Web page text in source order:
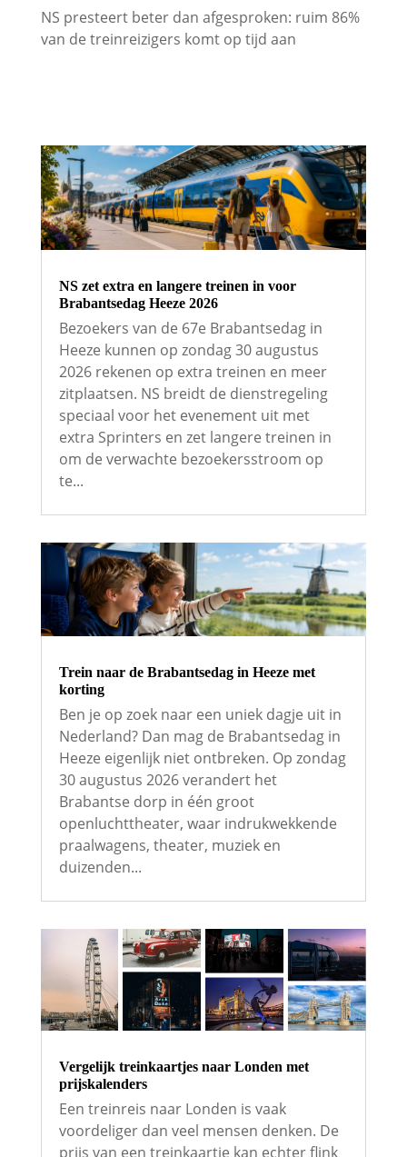
NS presteert beter dan afgesproken: ruim 86%
van de treinreizigers komt op tijd aan
NS zet extra en langere treinen in voor
Brabantsedag Heeze 2026
Bezoekers van de 67e Brabantsedag in
Heeze kunnen op zondag 30 augustus
2026 rekenen op extra treinen en meer
zitplaatsen. NS breidt de dienstregeling
speciaal voor het evenement uit met
extra Sprinters en zet langere treinen in
om de verwachte bezoekersstroom op
te...
Trein naar de Brabantsedag in Heeze met
korting
Ben je op zoek naar een uniek dagje uit in
Nederland? Dan mag de Brabantsedag in
Heeze eigenlijk niet ontbreken. Op zondag
30 augustus 2026 verandert het
Brabantse dorp in één groot
openluchttheater, waar indrukwekkende
praalwagens, theater, muziek en
duizenden...
Vergelijk treinkaartjes naar Londen met
prijskalenders
Een treinreis naar Londen is vaak
voordeliger dan veel mensen denken. De
prijs van een treinkaartje kan echter flink